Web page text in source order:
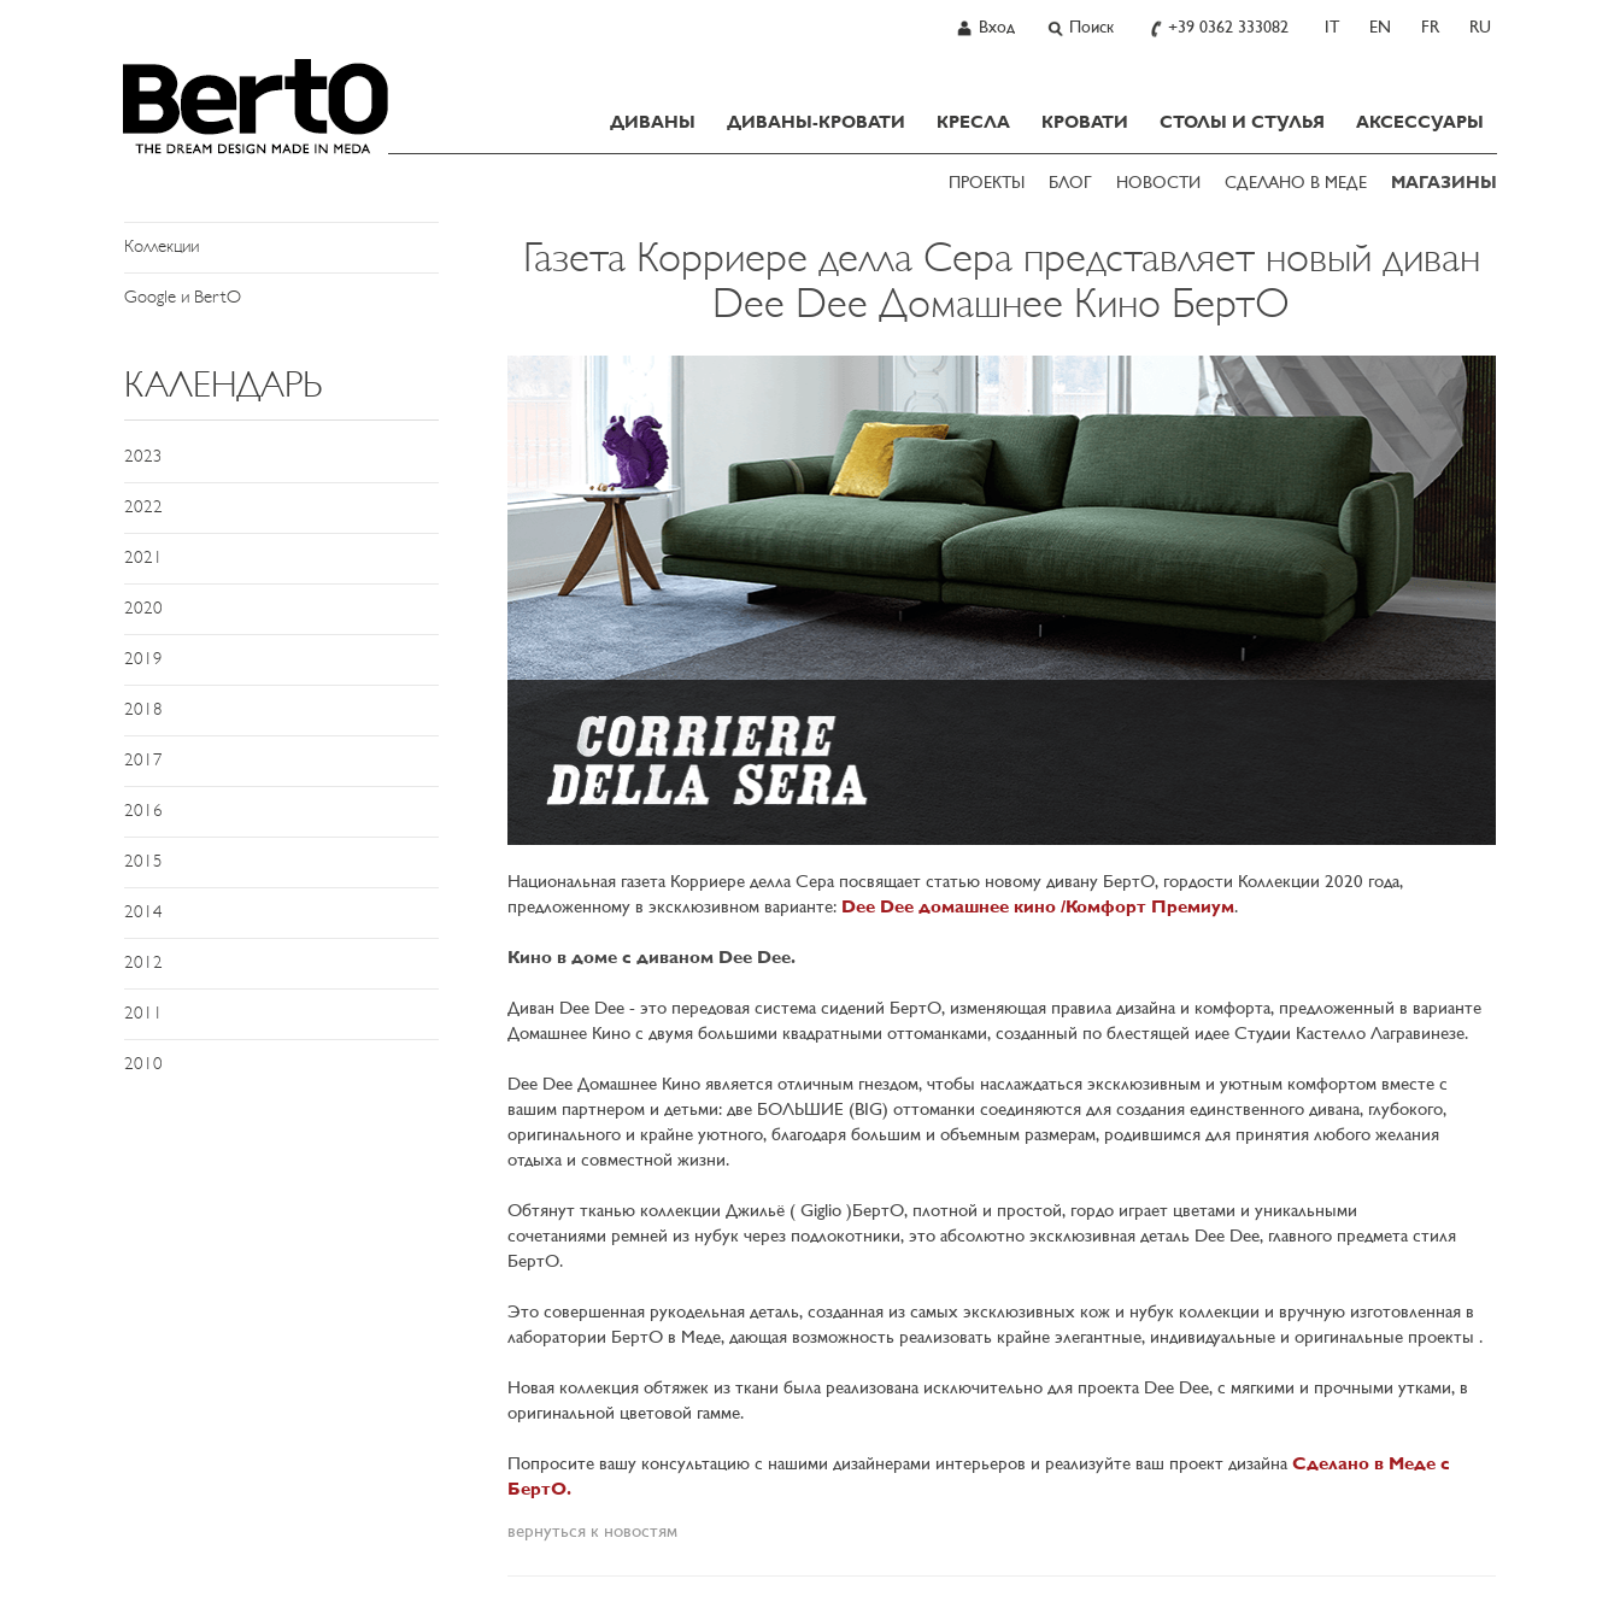
Вход Поиск +39 0362 333082 IT EN FR RU
ДИВАНЫ ДИВАНЫ-КРОВАТИ КРЕСЛА КРОВАТИ СТОЛЫ И СТУЛЬЯ АКСЕССУАРЫ
ПРОЕКТЫ БЛОГ НОВОСТИ СДЕЛАНО В МЕДЕ МАГАЗИНЫ
Газета Корриере делла Сера представляет новый диван
Dee Dee Домашнее Кино БертО
НОВОСТИ
Новости и События
Коллекции
Google и BertO
КАЛЕНДАРЬ
2023
2022
2021
2020
2019
2018
2017
2016
2015
2014
2012
2011
2010
Национальная газета Корриере делла Сера посвящает статью новому дивану БертО, гордости Коллекции 2020 года,
предложенному в эксклюзивном варианте: Dee Dee домашнее кино /Комфорт Премиум.
Кино в доме с диваном Dee Dee.
Диван Dee Dee - это передовая система сидений БертО, изменяющая правила дизайна и комфорта, предложенный в варианте
Домашнее Кино с двумя большими квадратными оттоманками, созданный по блестящей идее Студии Кастелло Лагравинезе.
Dee Dee Домашнее Кино является отличным гнездом, чтобы наслаждаться эксклюзивным и уютным комфортом вместе с
вашим партнером и детьми: две БОЛЬШИЕ (BIG) оттоманки соединяются для создания единственного дивана, глубокого,
оригинального и крайне уютного, благодаря большим и объемным размерам, родившимся для принятия любого желания
отдыха и совместной жизни.
Обтянут тканью коллекции Джильё ( Giglio )БертО, плотной и простой, гордо играет цветами и уникальными
сочетаниями ремней из нубук через подлокотники, это абсолютно эксклюзивная деталь Dee Dee, главного предмета стиля
БертО.
Это совершенная рукодельная деталь, созданная из самых эксклюзивных кож и нубук коллекции и вручную изготовленная в
лаборатории БертО в Меде, дающая возможность реализовать крайне элегантные, индивидуальные и оригинальные проекты .
Новая коллекция обтяжек из ткани была реализована исключительно для проекта Dee Dee, с мягкими и прочными утками, в
оригинальной цветовой гамме.
Попросите вашу консультацию с нашими дизайнерами интерьеров и реализуйте ваш проект дизайна Сделано в Меде с
БертО.
вернуться к новостям